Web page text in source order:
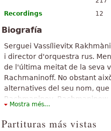
Recordings
12
Biografía
Serguei Vassílievitx
i director d'orquestra rus.
de l'última meitat de la seva
Rachmaninoff. No obstant
alternatives del seu nom,
Rachmaninov,
Atribution-SharAlike. El mismo
Mostra més...
Partituras más vistas